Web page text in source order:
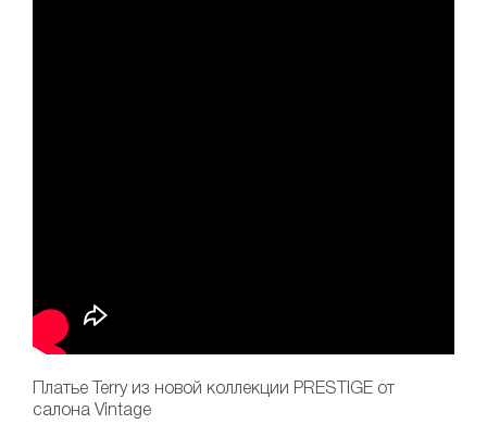
Платье Terryиз новой коллекции PRESTIGE от
салона Vintage